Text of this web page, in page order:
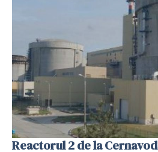
Reactorul 2 de la